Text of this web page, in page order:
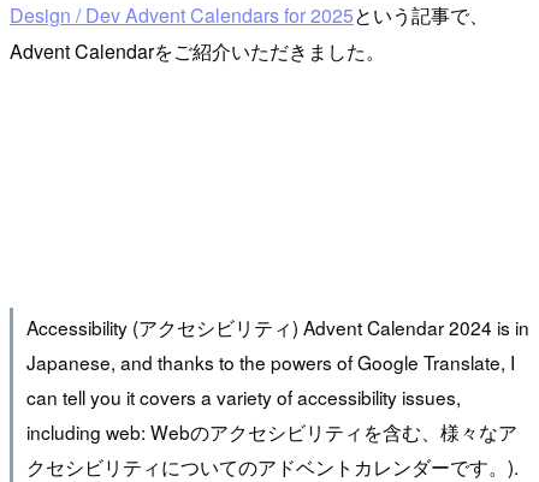
Design / Dev Advent Calendars for 2025という記事で、
Advent Calendarをご紹介いただきました。
Accessibility (アクセシビリティ) Advent Calendar 2024 is in
Japanese, and thanks to the powers of Google Translate, I
can tell you it covers a variety of accessibility issues,
including web: Webのアクセシビリティを含む、様々なア
クセシビリティについてのアドベントカレンダーです。).